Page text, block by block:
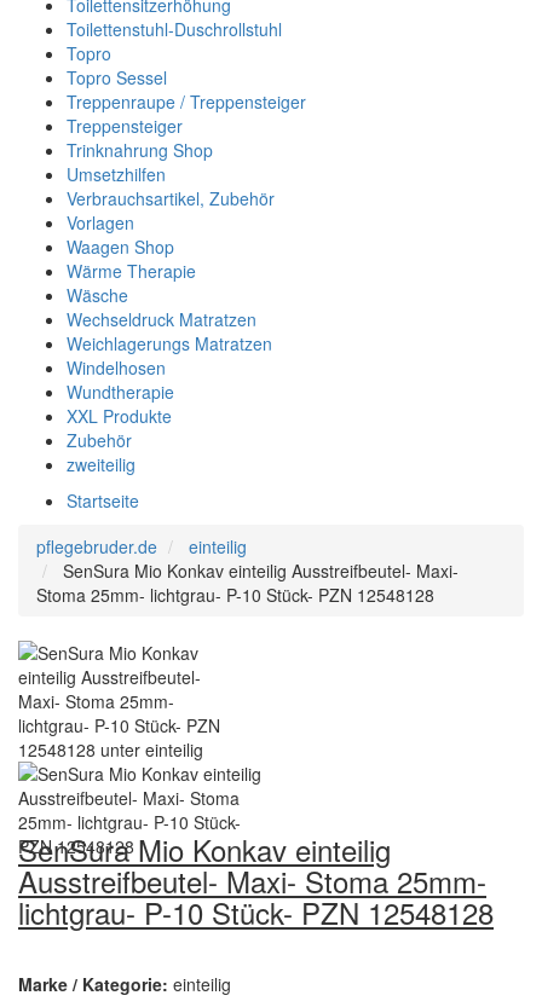
Toilettensitzerhöhung
Toilettenstuhl-Duschrollstuhl
Topro
Topro Sessel
Treppenraupe / Treppensteiger
Treppensteiger
Trinknahrung Shop
Umsetzhilfen
Verbrauchsartikel, Zubehör
Vorlagen
Waagen Shop
Wärme Therapie
Wäsche
Wechseldruck Matratzen
Weichlagerungs Matratzen
Windelhosen
Wundtherapie
XXL Produkte
Zubehör
zweiteilig
Startseite
pflegebruder.de
einteilig
SenSura Mio Konkav einteilig Ausstreifbeutel- Maxi-
Stoma 25mm- lichtgrau- P-10 Stück- PZN 12548128
SenSura Mio Konkav einteilig
Ausstreifbeutel- Maxi- Stoma 25mm-
lichtgrau- P-10 Stück- PZN 12548128
Marke / Kategorie: einteilig